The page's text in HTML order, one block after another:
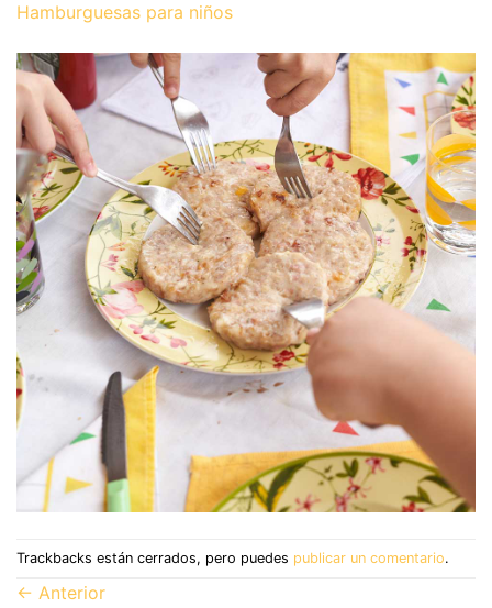
Hamburguesas para niños
Trackbacks están cerrados, pero puedes publicar un comentario.
← Anterior